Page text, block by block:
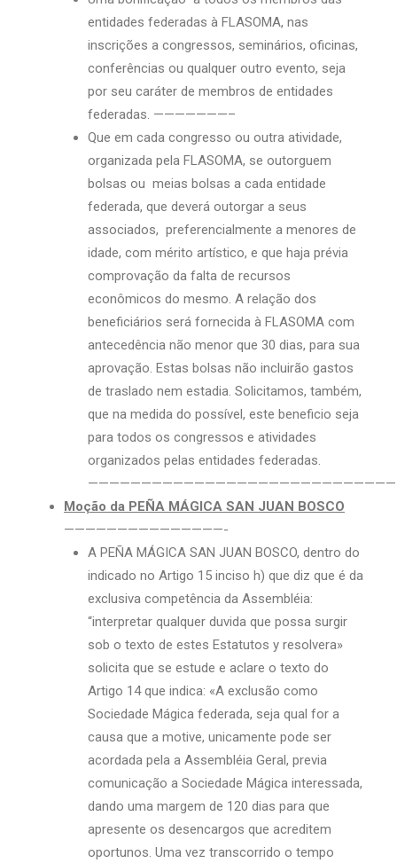
entidades federadas à FLASOMA, nas
inscrições a congressos, seminários, oficinas,
conferências ou qualquer outro evento, seja
por seu caráter de membros de entidades
federadas. ———————–
Que em cada congresso ou outra atividade,
organizada pela FLASOMA, se outorguem
bolsas ou meias bolsas a cada entidade
federada, que deverá outorgar a seus
associados, preferencialmente a menores de
idade, com mérito artístico, e que haja prévia
comprovação da falta de recursos
econômicos do mesmo. A relação dos
beneficiários será fornecida à FLASOMA com
antecedência não menor que 30 dias, para sua
aprovação. Estas bolsas não incluirão gastos
de traslado nem estadia. Solicitamos, também,
que na medida do possível, este beneficio seja
para todos os congressos e atividades
organizados pelas entidades federadas.
Moção da PEÑA MÁGICA SAN JUAN BOSCO
———————————————-
A PEÑA MÁGICA SAN JUAN BOSCO, dentro do
indicado no Artigo 15 inciso h) que diz que é da
exclusiva competência da Assembléia:
“interpretar qualquer duvida que possa surgir
sob o texto de estes Estatutos y resolvera»
solicita que se estude e aclare o texto do
Artigo 14 que indica: «A exclusão como
Sociedade Mágica federada, seja qual for a
causa que a motive, unicamente pode ser
acordada pela a Assembléia Geral, previa
comunicação a Sociedade Mágica interessada,
dando uma margem de 120 dias para que
apresente os desencargos que acreditem
oportunos. Uma vez transcorrido o tempo